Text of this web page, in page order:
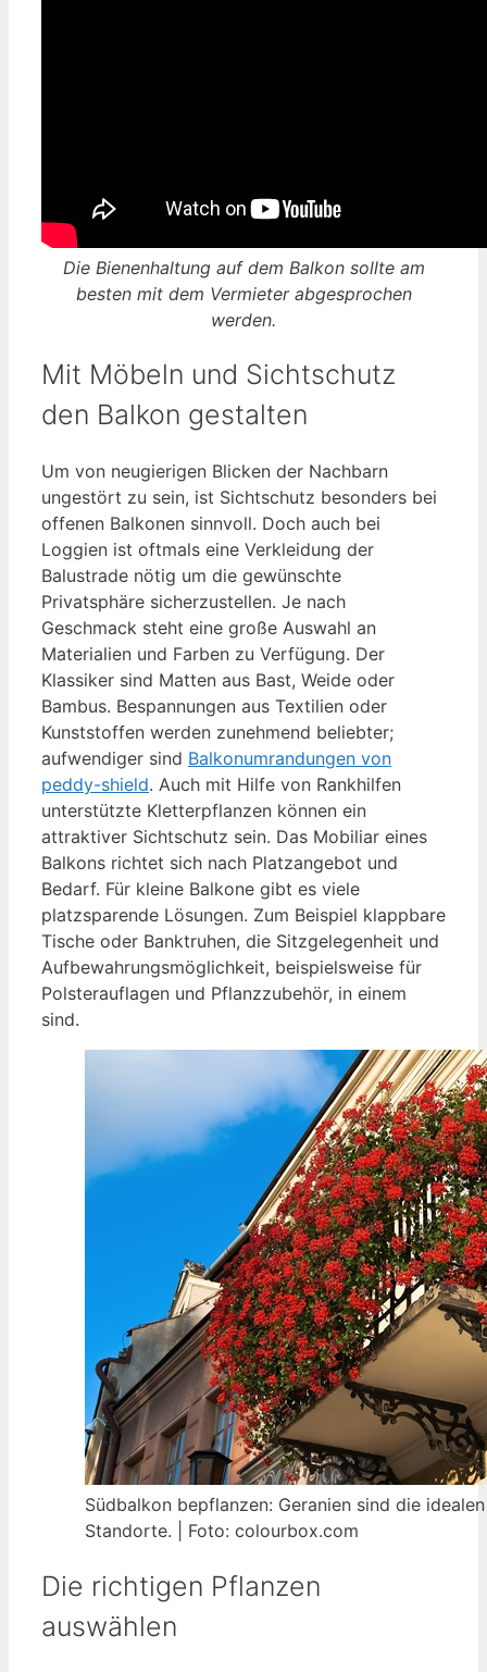
Die Bienenhaltung auf dem Balkon sollte am
besten mit dem Vermieter abgesprochen
werden.
Mit Möbeln und Sichtschutz
den Balkon gestalten
Um von neugierigen Blicken der Nachbarn
ungestört zu sein, ist Sichtschutz besonders bei
offenen Balkonen sinnvoll. Doch auch bei
Loggien ist oftmals eine Verkleidung der
Balustrade nötig um die gewünschte
Privatsphäre sicherzustellen. Je nach
Geschmack steht eine große Auswahl an
Materialien und Farben zu Verfügung. Der
Klassiker sind Matten aus Bast, Weide oder
Bambus. Bespannungen aus Textilien oder
Kunststoffen werden zunehmend beliebter;
aufwendiger sind Balkonumrandungen von
peddy-shield. Auch mit Hilfe von Rankhilfen
unterstützte Kletterpflanzen können ein
attraktiver Sichtschutz sein. Das Mobiliar eines
Balkons richtet sich nach Platzangebot und
Bedarf. Für kleine Balkone gibt es viele
platzsparende Lösungen. Zum Beispiel klappbare
Tische oder Banktruhen, die Sitzgelegenheit und
Aufbewahrungsmöglichkeit, beispielsweise für
Polsterauflagen und Pflanzzubehör, in einem
sind.
Südbalkon bepflanzen: Geranien sind die
Standorte. | Foto: colourbox.com
Die richtigen Pflanzen
auswählen